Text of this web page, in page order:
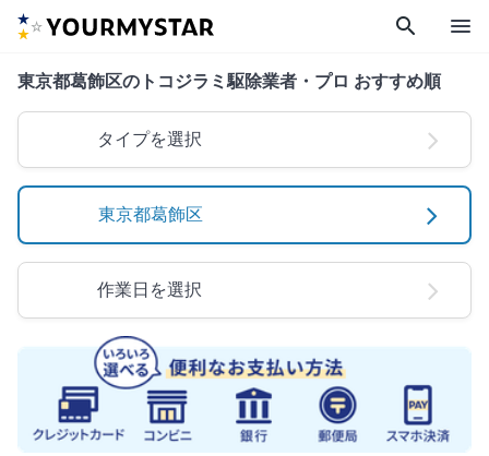
search menu
東京都葛飾区のトコジラミ駆除業者・プロ おすすめ順
タイプを選択
東京都葛飾区
作業日を選択